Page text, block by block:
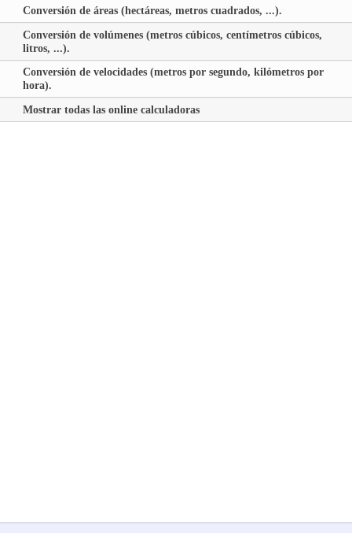
Conversión de áreas (hectáreas, metros cuadrados, ...).
Conversión de volúmenes (metros cúbicos, centímetros cúbicos,
litros, ...).
Conversión de velocidades (metros por segundo, kilómetros por
hora).
Mostrar todas las online calculadoras